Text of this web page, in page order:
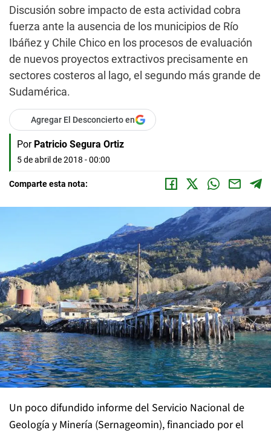
Discusión sobre impacto de esta actividad cobra
fuerza ante la ausencia de los municipios de Río
Ibáñez y Chile Chico en los procesos de evaluación
de nuevos proyectos extractivos precisamente en
sectores costeros al lago, el segundo más grande de
Sudamérica.
Agregar El Desconcierto en
Por Patricio Segura Ortiz
5 de abril de 2018 - 00:00
Comparte esta nota:
Un poco difundido informe del Servicio Nacional de
Geología y Minería (Sernageomin), financiado por el